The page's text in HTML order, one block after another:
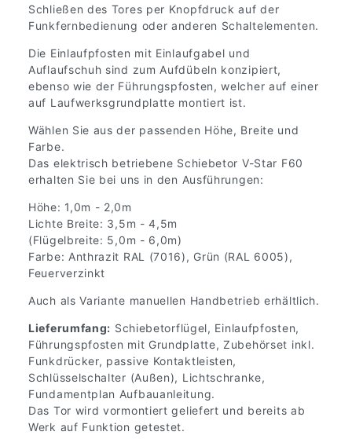
Schließen des Tores per Knopfdruck auf der
Funkfernbedienung oder anderen Schaltelementen.
Die Einlaufpfosten mit Einlaufgabel und
Auflaufschuh sind zum Aufdübeln konzipiert,
ebenso wie der Führungspfosten, welcher auf einer
auf Laufwerksgrundplatte montiert ist.
Wählen Sie aus der passenden Höhe, Breite und
Farbe.
Das elektrisch betriebene Schiebetor V-Star F60
erhalten Sie bei uns in den Ausführungen:
Höhe: 1,0m - 2,0m
Lichte Breite: 3,5m - 4,5m
(Flügelbreite: 5,0m - 6,0m)
Farbe: Anthrazit RAL (7016), Grün (RAL 6005),
Feuerverzinkt
Auch als Variante manuellen Handbetrieb erhältlich.
Lieferumfang: Schiebetorflügel, Einlaufpfosten,
Führungspfosten mit Grundplatte, Zubehörset inkl.
Funkdrücker, passive Kontaktleisten,
Schlüsselschalter (Außen), Lichtschranke,
Fundamentplan Aufbauanleitung.
Das Tor wird vormontiert geliefert und bereits ab
Werk auf Funktion getestet.